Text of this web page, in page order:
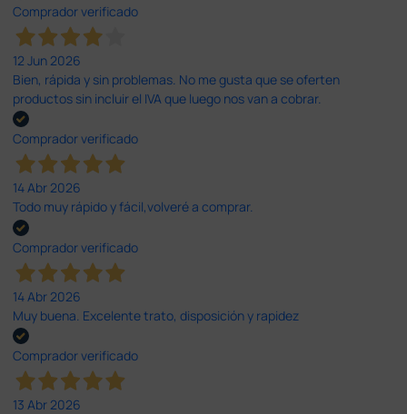
Comprador verificado
12 Jun 2026
Bien, rápida y sin problemas. No me gusta que se oferten
productos sin incluir el IVA que luego nos van a cobrar.
Comprador verificado
14 Abr 2026
Todo muy rápido y fácil,volveré a comprar.
Comprador verificado
14 Abr 2026
Muy buena. Excelente trato, disposición y rapidez
Comprador verificado
13 Abr 2026